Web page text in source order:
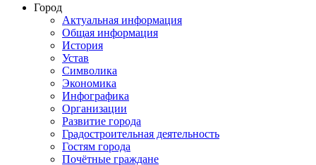
Город
Актуальная информация
Общая информация
История
Устав
Символика
Экономика
Инфографика
Организации
Развитие города
Градостроительная деятельность
Гостям города
Почётные граждане